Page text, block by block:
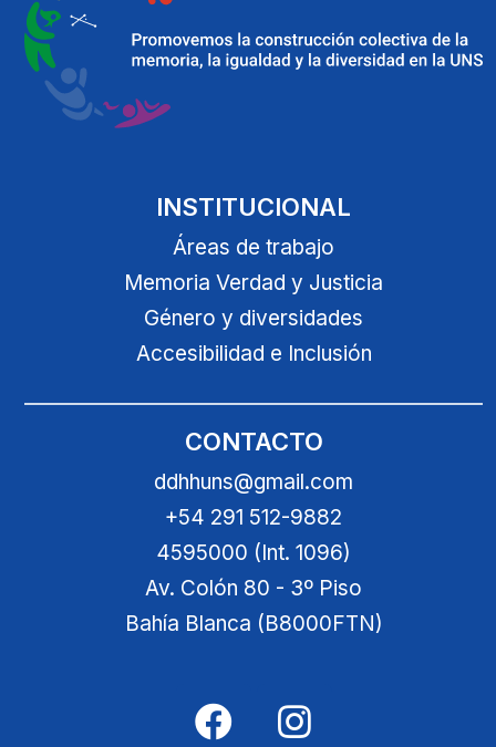
INSTITUCIONAL
Áreas de trabajo
Memoria Verdad y Justicia
Género y diversidades
Accesibilidad e Inclusión
CONTACTO
ddhhuns@gmail.com
+54 291 512-9882
4595000 (Int. 1096)
Av. Colón 80 - 3º Piso
Bahía Blanca (B8000FTN)